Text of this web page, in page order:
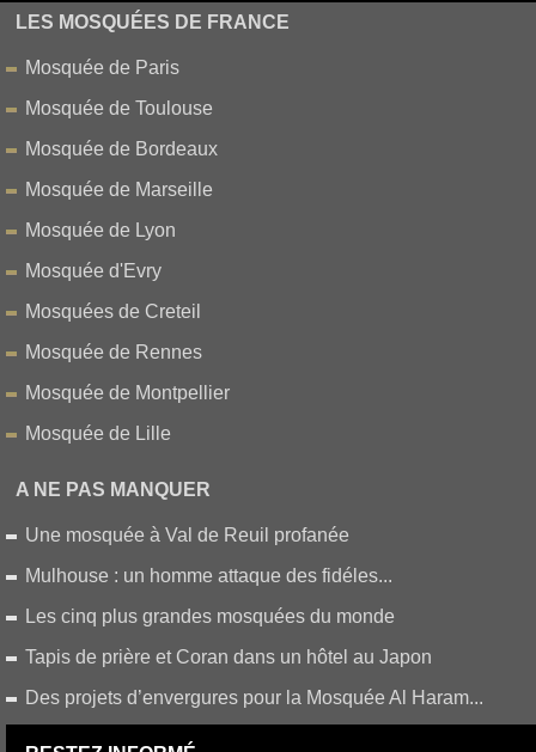
LES MOSQUÉES DE FRANCE
Mosquée de Paris
Mosquée de Toulouse
Mosquée de Bordeaux
Mosquée de Marseille
Mosquée de Lyon
Mosquée d'Evry
Mosquées de Creteil
Mosquée de Rennes
Mosquée de Montpellier
Mosquée de Lille
A NE PAS MANQUER
Une mosquée à Val de Reuil profanée
Mulhouse : un homme attaque des fidéles...
Les cinq plus grandes mosquées du monde
Tapis de prière et Coran dans un hôtel au Japon
Des projets d’envergures pour la Mosquée Al Haram...